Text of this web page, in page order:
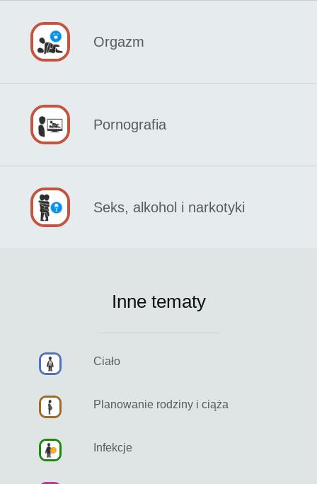
Orgazm
Pornografia
Seks, alkohol i narkotyki
Inne tematy
Ciało
Planowanie rodziny i ciąża
Infekcje